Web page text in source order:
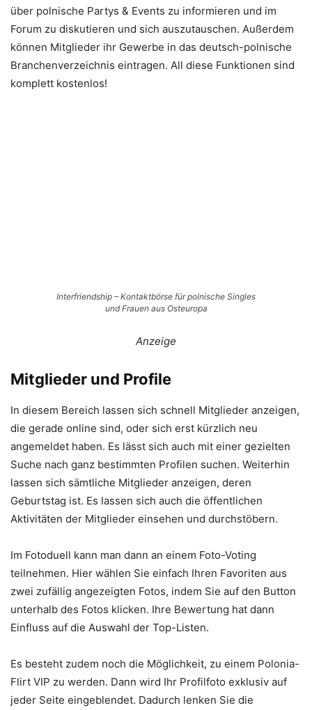
über polnische Partys & Events zu informieren und im
Forum zu diskutieren und sich auszutauschen. Außerdem
können Mitglieder ihr Gewerbe in das deutsch-polnische
Branchenverzeichnis eintragen. All diese Funktionen sind
komplett kostenlos!
Interfriendship – Kontaktbörse für polnische Singles
und Frauen aus Osteuropa
Anzeige
Mitglieder und Profile
In diesem Bereich lassen sich schnell Mitglieder anzeigen,
die gerade online sind, oder sich erst kürzlich neu
angemeldet haben. Es lässt sich auch mit einer gezielten
Suche nach ganz bestimmten Profilen suchen. Weiterhin
lassen sich sämtliche Mitglieder anzeigen, deren
Geburtstag ist. Es lassen sich auch die öffentlichen
Aktivitäten der Mitglieder einsehen und durchstöbern.
Im Fotoduell kann man dann an einem Foto-Voting
teilnehmen. Hier wählen Sie einfach Ihren Favoriten aus
zwei zufällig angezeigten Fotos, indem Sie auf den Button
unterhalb des Fotos klicken. Ihre Bewertung hat dann
Einfluss auf die Auswahl der Top-Listen.
Es besteht zudem noch die Möglichkeit, zu einem Polonia-
Flirt VIP zu werden. Dann wird Ihr Profilfoto exklusiv auf
jeder Seite eingeblendet. Dadurch lenken Sie die